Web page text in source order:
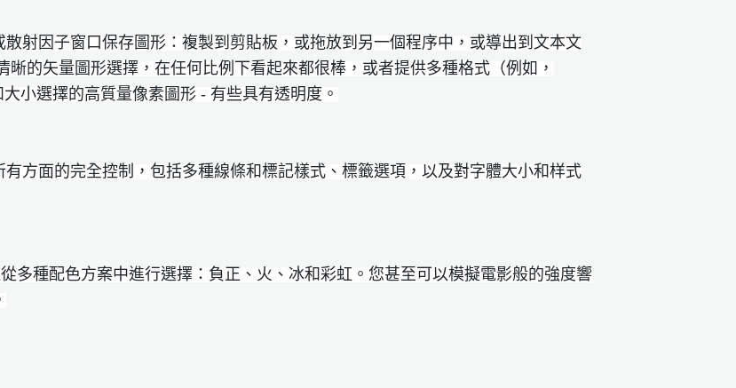
射因子窗口保存圖形：複製到剪貼板，或拖放到另一個程序中，或導出到文本文
晰的矢量圖形選擇，在任何比例下看起來都很棒，或者提供多種格式（例如，
小選擇的高質量像素圖形 - 有些具有透​​明度。
方面的完全控制，包括多種線條和標記樣式、標籤選項，以及對字體大小和样式
多種配色方案中進行選擇：負正、火、冰和彩虹。您甚至可以模擬電影般的強度響